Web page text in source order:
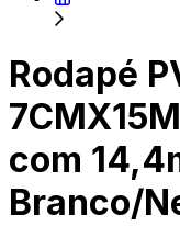
Rodapé
com
Branco/